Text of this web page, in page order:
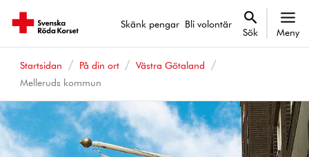
Skänk pengar Bli volontär
Sök Meny
Startsidan På din ort
Västra Götaland
Melleruds kommun